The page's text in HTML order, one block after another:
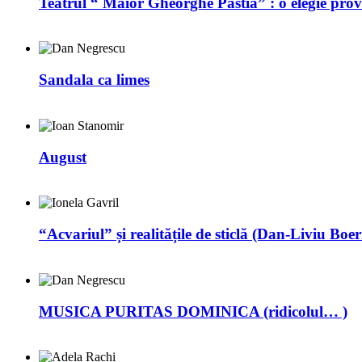
Sandala ca limes
August
“Acvariul” și realitățile de sticlă (Dan-Liviu
MUSICA PURITAS DOMINICA (ridicolul… )